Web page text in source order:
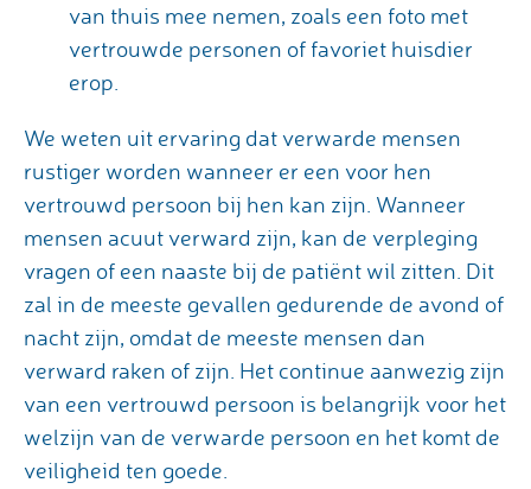
van thuis mee nemen, zoals een foto met
vertrouwde personen of favoriet huisdier
erop.
We weten uit ervaring dat verwarde mensen
rustiger worden wanneer er een voor hen
vertrouwd persoon bij hen kan zijn. Wanneer
mensen acuut verward zijn, kan de verpleging
vragen of een naaste bij de patiënt wil zitten. Dit
zal in de meeste gevallen gedurende de avond of
nacht zijn, omdat de meeste mensen dan
verward raken of zijn. Het continue aanwezig zijn
van een vertrouwd persoon is belangrijk voor het
welzijn van de verwarde persoon en het komt de
veiligheid ten goede.